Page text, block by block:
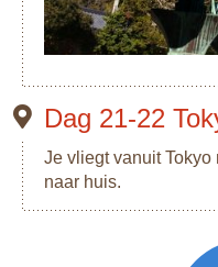
Dag 21-22
Je vliegt vanuit Tokyo
naar huis.